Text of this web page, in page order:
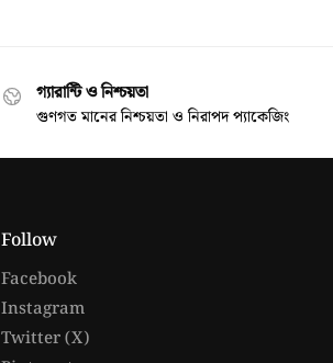
গ্যারান্টি ও নিশ্চয়তা
গুণগত মানের নিশ্চয়তা ও নিরাপদ প্যাকেজিং
Follow
Facebook
Instagram
Twitter (X)